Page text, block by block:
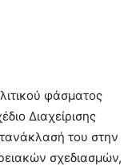
φάσματος
Διαχείρισης
του στην
σχεδιασμών,